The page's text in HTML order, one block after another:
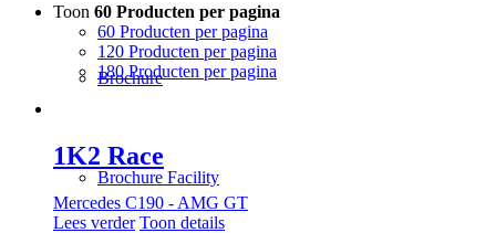
Brochure
Brochure Facility
Toon 60 Producten per pagina
60 Producten per pagina
120 Producten per pagina
180 Producten per pagina
1K2 Race
Mercedes C190 - AMG GT
Lees verder Toon details